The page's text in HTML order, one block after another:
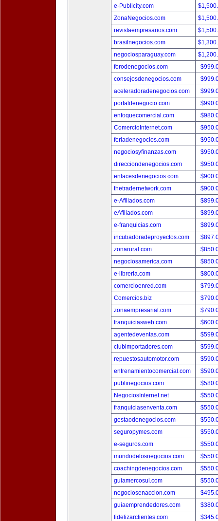
e-Publicity.com
ZonaNegocios.com
revistaempresarios.com
brasilnegocios.com
negociosparaguay.com
forodenegocios.com
consejosdenegocios.com
aceleradoradenegocios.com
portaldenegocio.com
enfoquecomercial.com
ComercioInternet.com
feriadenegocios.com
negociosyfinanzas.com
direcciondenegocios.com
enlacesdenegocios.com
thetradernetwork.com
e-Afiliados.com
eAfiliados.com
e-franquicias.com
incubadoradeproyectos.com
zonarural.com
negociosamerica.com
e-libreria.com
comercioenred.com
Comercios.biz
zonaempresarial.com
franquiciasweb.com
agentedeventas.com
clubimportadores.com
repuestosautomotor.com
entrenamientocomercial.com
publinegocios.com
NegociosInternet.net
franquiciasenventa.com
gestaodenegocios.com
seguropymes.com
e-seguros.com
mundodelosnegocios.com
coachingdenegocios.com
guiamercosul.com
negociosenaccion.com
guiaemprendedores.com
fidelizarclientes.com